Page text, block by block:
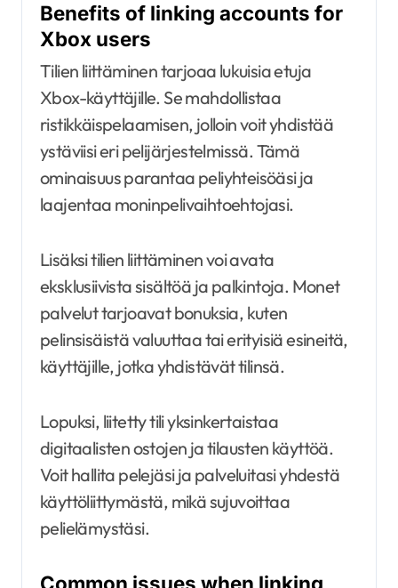
Benefits of linking accounts for
Xbox users
Tilien liittäminen tarjoaa lukuisia etuja
Xbox-käyttäjille. Se mahdollistaa
ristikkäispelaamisen, jolloin voit yhdistää
ystäviisi eri pelijärjestelmissä. Tämä
ominaisuus parantaa peliyhteisöäsi ja
laajentaa moninpelivaihtoehtojasi.
Lisäksi tilien liittäminen voi avata
eksklusiivista sisältöä ja palkintoja. Monet
palvelut tarjoavat bonuksia, kuten
pelinsisäistä valuuttaa tai erityisiä esineitä,
käyttäjille, jotka yhdistävät tilinsä.
Lopuksi, liitetty tili yksinkertaistaa
digitaalisten ostojen ja tilausten käyttöä.
Voit hallita pelejäsi ja palveluitasi yhdestä
käyttöliittymästä, mikä sujuvoittaa
pelielämystäsi.
Common issues when linking